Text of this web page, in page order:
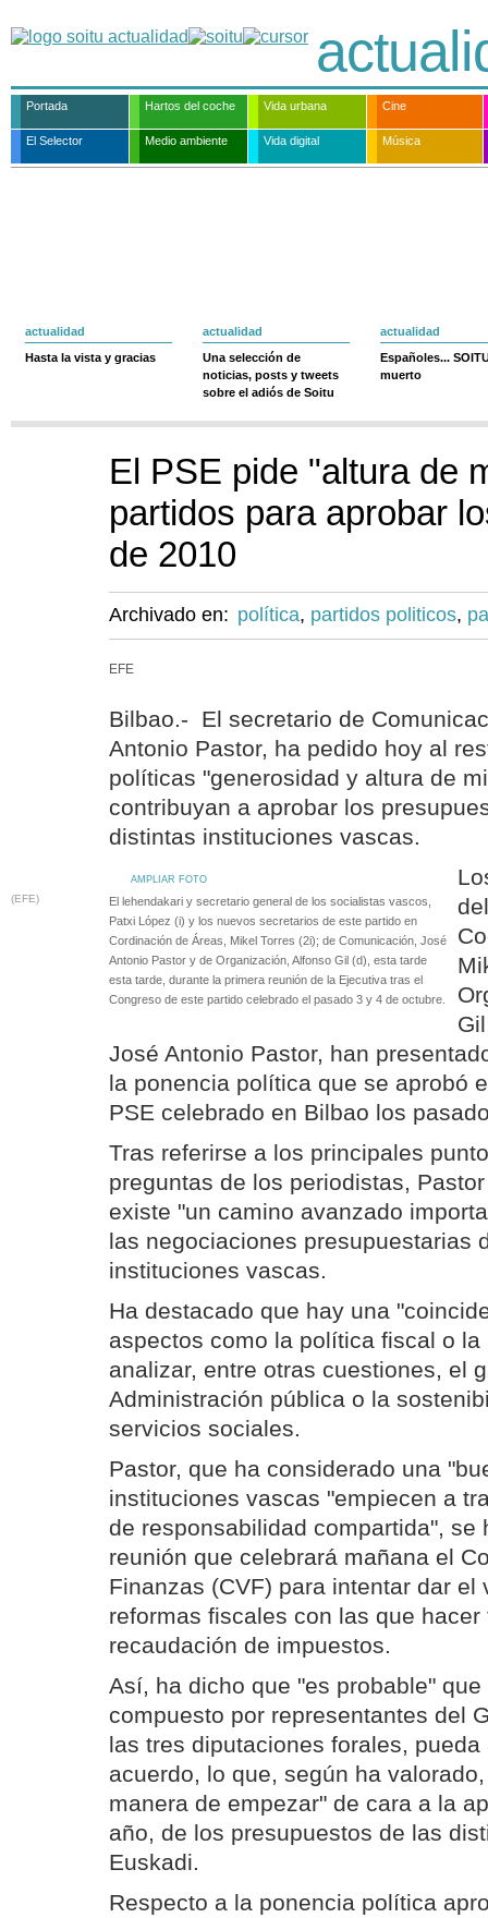
Portada Hartos del coche Vida urbana Cine
El Selector Medio ambiente Vida digital Música
actualidad
Hasta la vista y gracias
actualidad
Una selección de
noticias, posts y tweets
sobre el adiós de Soitu
actualidad
Españoles...
muerto
El PSE pide "altura de
partidos para aprobar
de 2010
Archivado en: política, partidos politicos,
EFE
Bilbao.- El secretario de
Antonio Pastor, ha pedido hoy al
políticas "generosidad y altura de
contribuyan a aprobar los
distintas instituciones vascas.
AMPLIAR FOTO
(EFE)
El lehendakari y secretario general de los socialistas vascos,
Patxi López (i) y los nuevos secretarios de este partido en
Cordinación de Áreas, Mikel Torres (2i); de Comunicación, José
Antonio Pastor y de Organización, Alfonso Gil (d), esta tarde
esta tarde, durante la primera reunión de la Ejecutiva tras el
Congreso de este partido celebrado el pasado 3 y 4 de octubre.
José Antonio Pastor, han
la ponencia política que se aprobó
PSE celebrado en Bilbao los
Tras referirse a los principales
preguntas de los periodistas,
existe "un camino avanzado
las negociaciones presupuestarias
instituciones vascas.
Ha destacado que hay una
aspectos como la política fiscal o la
analizar, entre otras cuestiones, el
Administración pública o la
servicios sociales.
Pastor, que ha considerado una
instituciones vascas "empiecen a
de responsabilidad compartida", se
reunión que celebrará mañana el
Finanzas (CVF) para intentar dar el
reformas fiscales con las que
recaudación de impuestos.
Así, ha dicho que "es probable"
compuesto por representantes del
las tres diputaciones forales,
acuerdo, lo que, según ha
manera de empezar" de cara a la
año, de los presupuestos de las
Euskadi.
Respecto a la ponencia política